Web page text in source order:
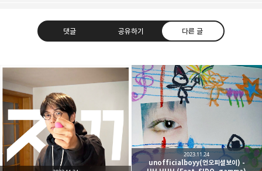
댓글 공유하기 다른 글
kjgsb
kjgsb 님의 블로그입니다.
구독하기
구독하기 카카오톡 라인
unofficialboyy(언오피셜보이) -
2023.11.24